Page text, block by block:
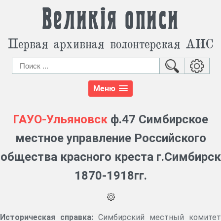
Великія описи
Первая архивная волонтерская АИС
Меню
ГАУО-Ульяновск ф.47 Симбирское
местное управление Российского
общества красного креста г.Симбирск
1870-1918гг.
Историческая справка: Симбирский местный комитет